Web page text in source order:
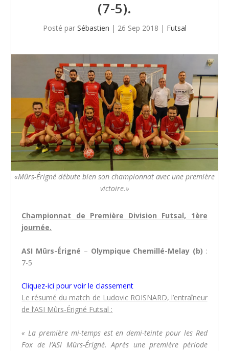
(7-5).
Posté par Sébastien | 26 Sep 2018 | Futsal
«Mûrs-Érigné débute bien son championnat avec une première
victoire.»
Championnat de Première Division Futsal, 1ère
journée.
ASI Mûrs-Érigné – Olympique Chemillé-Melay (b) :
7-5
Cliquez-ici pour voir le classement
Le résumé du match de Ludovic ROISNARD, l’entraîneur
de l’ASI Mûrs-Érigné Futsal :
« La première mi-temps est en demi-teinte pour les Red
Fox de l’ASI Mûrs-Érigné. Après une première période